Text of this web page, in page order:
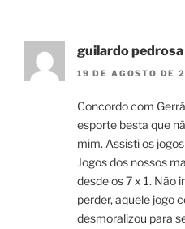
guilardo pedrosa
19 DE AGOSTO DE
Concordo com
esporte besta que
mim. Assisti os
Jogos dos nossos
desde os 7 x 1. Não
perder, aquele jogo
desmoralizou para